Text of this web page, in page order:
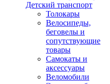
Детский транспорт
Толокары
Велосипеды,
беговелы и
сопутствующие
товары
Самокаты и
аксессуары
Веломобили